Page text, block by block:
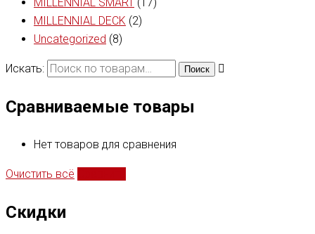
MILLENNIAL DECK (2)
Uncategorized (8)
Искать: Поиск
Сравниваемые товары
Нет товаров для сравнения
Очистить всё
Скидки